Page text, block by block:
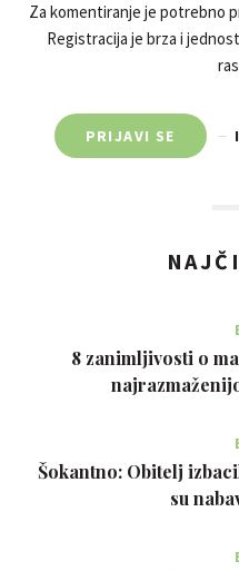
Za komentiranje je potrebno
Registracija je brza i
PRIJAVI SE
8 zanimljivosti o
Šokantno: Obitelj
su